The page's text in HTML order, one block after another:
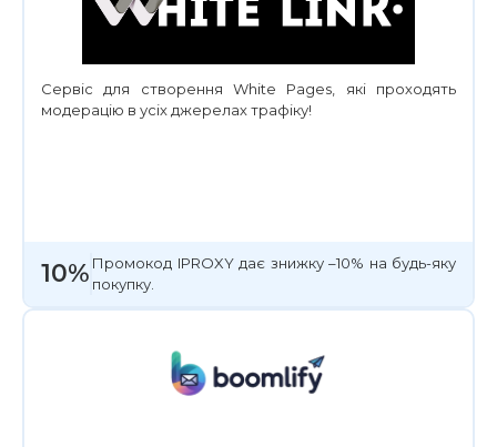
Сервіс для створення White Pages, які проходять
модерацію в усіх джерелах трафіку!
10% Промокод IPROXY дає знижку –10% на будь-яку
покупку.